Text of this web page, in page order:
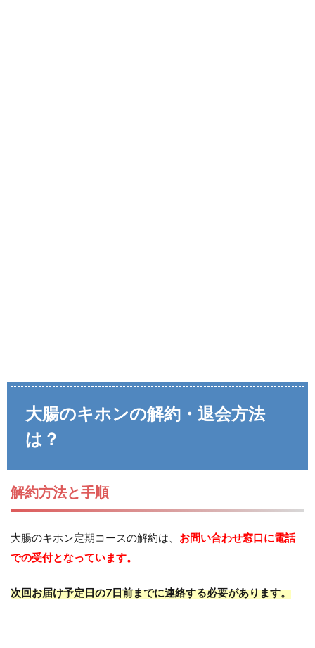
大腸のキホンの解約・退会方法
は？
解約方法と手順
大腸のキホン定期コースの解約は、 お問い合わせ窓口に電話
での受付となっています。
次回お届け予定日の7日前までに連絡する必要があります。